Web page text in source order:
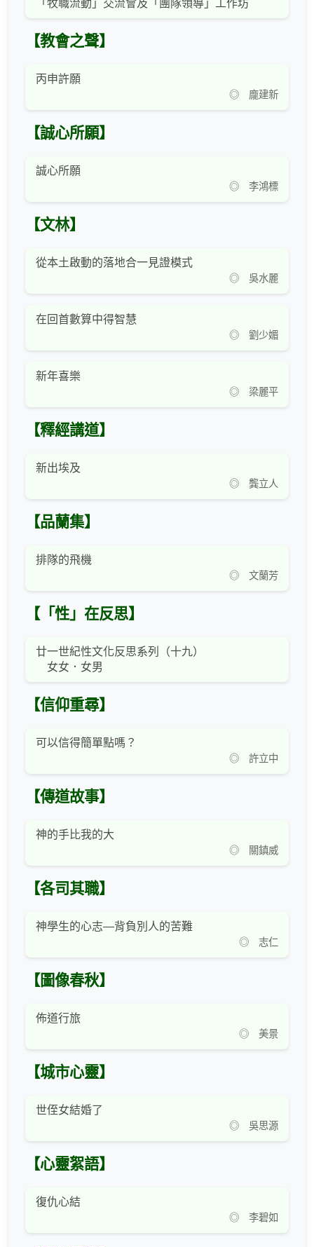
「牧職流動」交流會及「團隊領導」工作坊
【教會之聲】
丙申許願
◎ 龐建新
【誠心所願】
誠心所願
◎ 李鴻標
【文林】
從本土啟動的落地合一見證模式
◎ 吳水麗
在回首數算中得智慧
◎ 劉少媚
新年喜樂
◎ 梁麗平
【釋經講道】
新出埃及
◎ 龔立人
【品蘭集】
排隊的飛機
◎ 文蘭芳
【「性」在反思】
廿一世紀性文化反思系列（十九）
女女．女男
【信仰重尋】
可以信得簡單點嗎？
◎ 許立中
【傳道故事】
神的手比我的大
◎ 關鎮威
【各司其職】
神學生的心志―背負別人的苦難
◎ 志仁
【圖像春秋】
佈道行旅
◎ 美景
【城市心靈】
世侄女結婚了
◎ 吳思源
【心靈絮語】
復仇心結
◎ 李碧如